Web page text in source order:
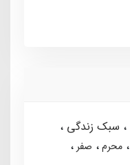
سبک زندگی
محرم
صفر